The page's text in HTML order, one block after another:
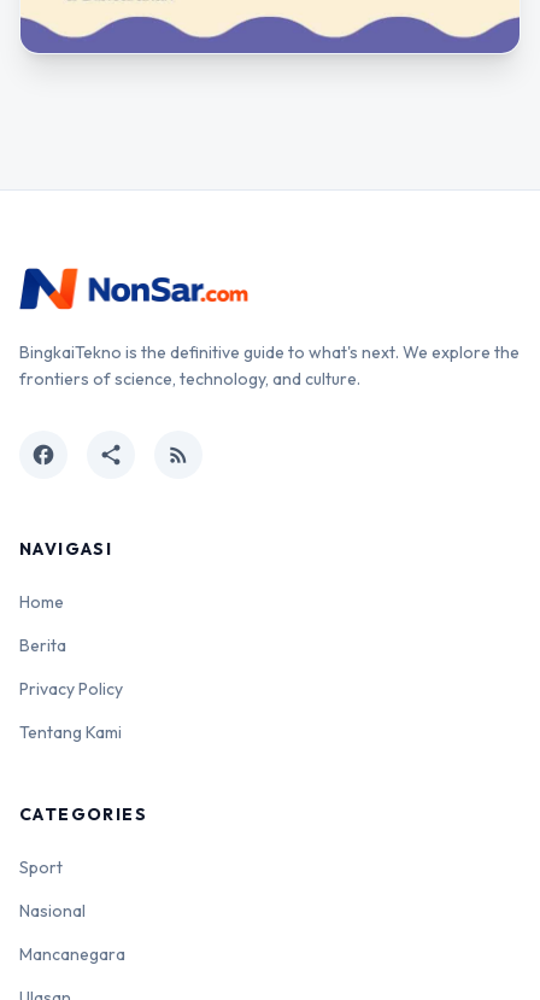
BingkaiTekno is the definitive guide to what's next. We explore the
frontiers of science, technology, and culture.
facebook share rss_feed
NAVIGASI
Home
Berita
Privacy Policy
Tentang Kami
CATEGORIES
Sport
Nasional
Mancanegara